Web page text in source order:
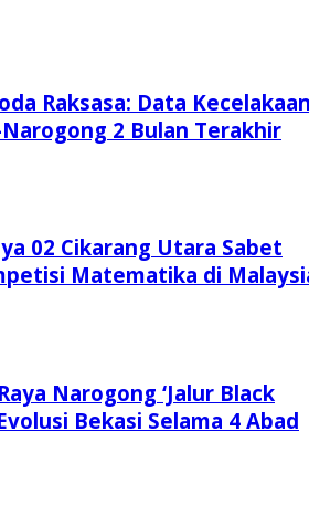
Raksasa: Data
2 Bulan Terakhir
02 Cikarang Utara Sabet
Matematika di
Narogong ‘Jalur Black
Bekasi Selama 4 Abad